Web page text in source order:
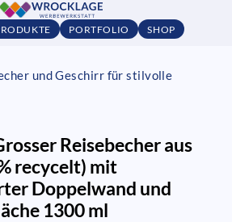
PORTFOLIO SHOP
und Geschirr für stilvolle
Reisebecher aus
recycelt) mit
Doppelwand und
1300 ml